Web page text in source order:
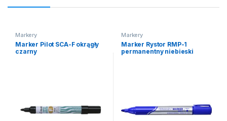
Markery
Marker Pilot SCA-F okrągły
czarny
Markery
Marker Rystor RMP-1
permanentny niebieski